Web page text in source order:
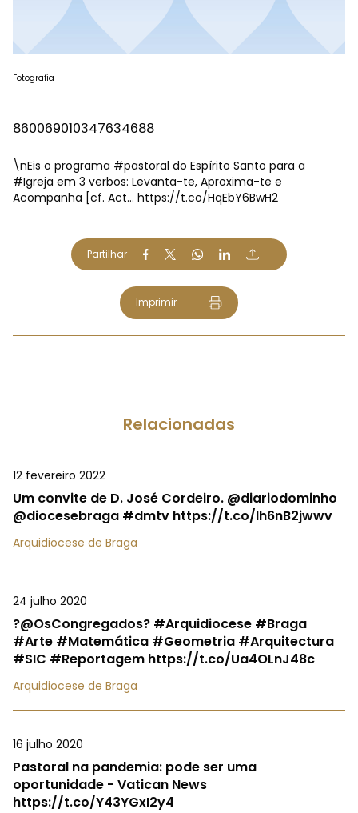
Fotografia
860069010347634688
\nEis o programa #pastoral do Espírito Santo para a
#Igreja em 3 verbos: Levanta-te, Aproxima-te e
Acompanha [cf. Act… https://t.co/HqEbY6BwH2
Partilhar
Imprimir
Relacionadas
12 fevereiro 2022
Um convite de D. José Cordeiro. @diariodominho
@diocesebraga #dmtv https://t.co/Ih6nB2jwwv
Arquidiocese de Braga
24 julho 2020
?@OsCongregados? #Arquidiocese #Braga
#Arte #Matemática #Geometria #Arquitectura
#SIC #Reportagem https://t.co/Ua4OLnJ48c
Arquidiocese de Braga
16 julho 2020
Pastoral na pandemia: pode ser uma
oportunidade - Vatican News
https://t.co/Y43YGxI2y4